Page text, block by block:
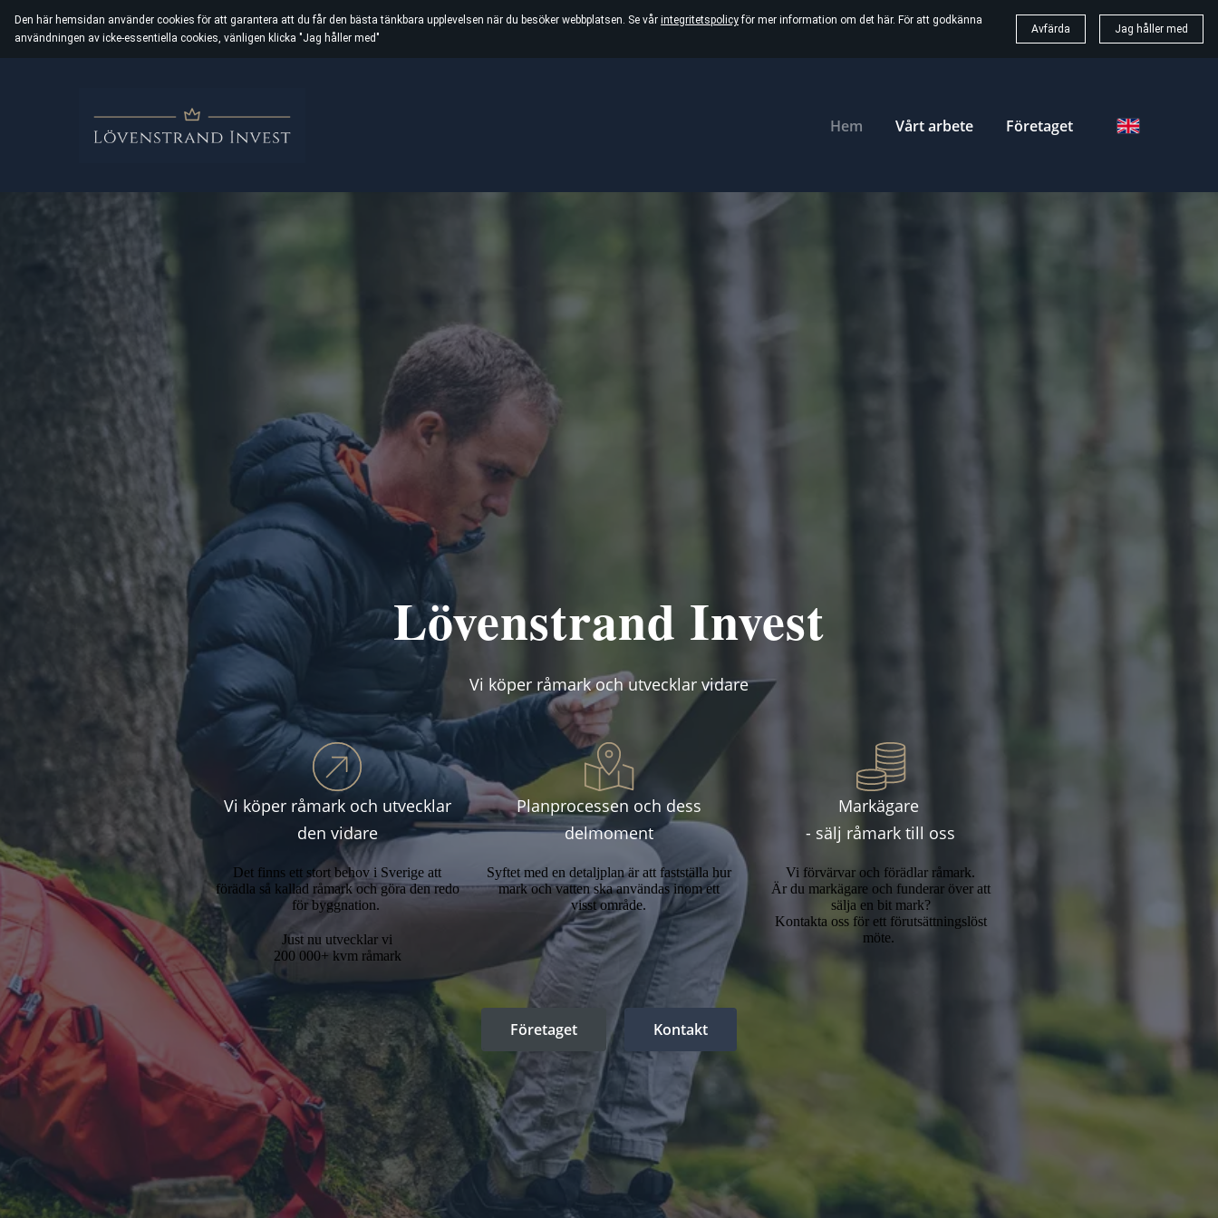
Den här hemsidan använder cookies för att garantera att du får den bästa tänkbara upplevelsen när du besöker webbplatsen. Se vår integritetspolicyför mer information om det här. För att godkänna
användningen av icke-essentiella cookies, vänligen klicka "Jag håller med"
Avfärda Jag håller med
Hem Vårt arbete Företaget
Lövenstrand Invest
Vi köper råmark och utvecklar vidare
Vi köper råmark och utvecklar
den vidare
Det finns ett stort behov i Sverige att
förädla så kallad råmark och göra den redo
för byggnation.
Just nu utvecklar vi
200 000+ kvm råmark
Planprocessen och dess
delmoment
Syftet med en detaljplan är att fastställa hur
mark och vatten ska användas inom ett
visst område.
Markägare
- sälj råmark till oss
Vi förvärvar och förädlar råmark.
Är du markägare och funderar över att
sälja en bit mark?
Kontakta oss för ett förutsättningslöst
möte.
Företaget Kontakt